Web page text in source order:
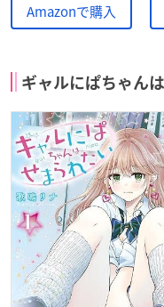
Amazonで購入
ギャルにぱちゃん